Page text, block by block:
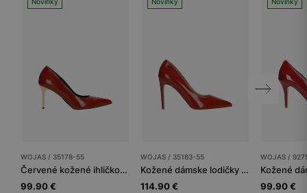
WOJAS / 35178-55
Červené kožené ihličkové topánky na zlatom podpätku
99.90 €
WOJAS / 35183-55
Kožené dámske lodičky na vysokom podpätku
114.90 €
WOJAS /
99.90 €